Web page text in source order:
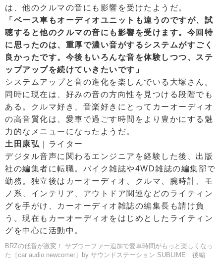
は、他のクルマの音にも影響を受けたようだ。
「ベース車もオーディオユニットも違うのですが、試
聴すると他のクルマの音にも影響を受けます。今回特
に思ったのは、重厚で濃い音がするシステムがすごく
良かったです。今後もいろんな音を体験しつつ、ステ
ップアップを続けていきたいです」
システムアップと音の進化を楽しんでいる大塚さん。
同時に現在は、好みの音の方向性を見つける段階でも
ある。クルマ好き、音楽好きにとってカーオーディオ
の高音質化は、愛車で過ごす時間をより豊かにする魅
力的なメニューになったようだ。
土田康弘 ｜ライター
デジタル音声に関わるエンジニアを経験した後、出版
社の編集者に転職。バイク雑誌や4WD雑誌の編集部で
勤務。独立後はカーオーディオ、クルマ、腕時計、モ
ノ系、インテリア、アウトドア関連などのライティン
グを手がけ、カーオーディオ雑誌の編集長も請け負
う。現在もカーオーディオをはじめとしたライティン
グを中心に活動中。
BRZの低音が激変！ サブウーファー追加で愛車時間がもっと楽しくなっ
た［car audio newcomer］by サウンドステーション SUBLIME 後編